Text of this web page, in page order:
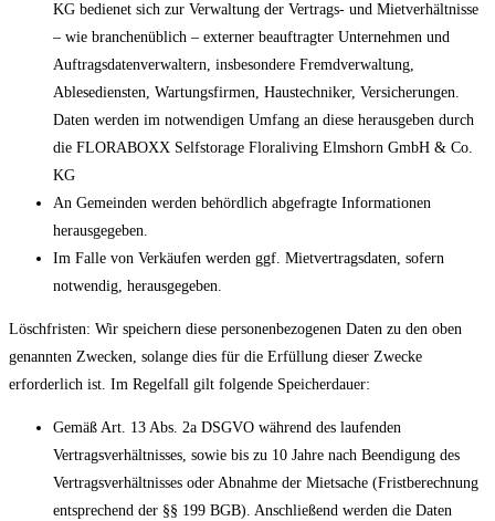
KG bedienet sich zur Verwaltung der Vertrags- und Mietverhältnisse
– wie branchenüblich – externer beauftragter Unternehmen und
Auftragsdatenverwaltern, insbesondere Fremdverwaltung,
Ablesediensten, Wartungsfirmen, Haustechniker, Versicherungen.
Daten werden im notwendigen Umfang an diese herausgeben durch
die FLORABOXX Selfstorage Floraliving Elmshorn GmbH & Co.
KG
An Gemeinden werden behördlich abgefragte Informationen
herausgegeben.
Im Falle von Verkäufen werden ggf. Mietvertragsdaten, sofern
notwendig, herausgegeben.
Löschfristen: Wir speichern diese personenbezogenen Daten zu den oben
genannten Zwecken, solange dies für die Erfüllung dieser Zwecke
erforderlich ist. Im Regelfall gilt folgende Speicherdauer:
Gemäß Art. 13 Abs. 2a DSGVO während des laufenden
Vertragsverhältnisses, sowie bis zu 10 Jahre nach Beendigung des
Vertragsverhältnisses oder Abnahme der Mietsache (Fristberechnung
entsprechend der §§ 199 BGB). Anschließend werden die Daten